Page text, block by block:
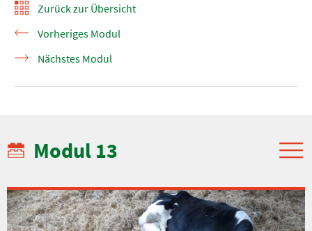
Zurück zur Übersicht
Vorheriges Modul
Nächstes Modul
Modul 13